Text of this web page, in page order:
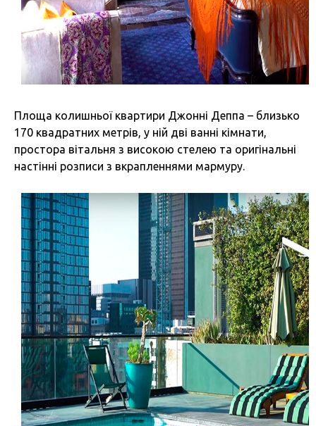
Площа колишньої квартири Джонні Деппа – близько
170 квадратних метрів, у ній дві ванні кімнати,
простора вітальня з високою стелею та оригінальні
настінні розписи з вкрапленнями мармуру.